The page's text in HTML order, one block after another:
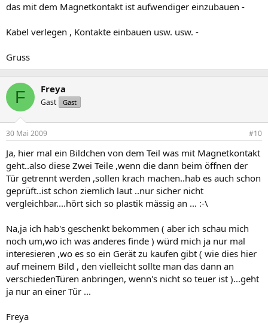
das mit dem Magnetkontakt ist aufwendiger einzubauen -
Kabel verlegen , Kontakte einbauen usw. usw. -
Gruss
F Freya
Gast Gast
30 Mai 2009 #10
Ja, hier mal ein Bildchen von dem Teil was mit Magnetkontakt
geht..also diese Zwei Teile ,wenn die dann beim öffnen der
Tür getrennt werden ,sollen krach machen..hab es auch schon
geprüft..ist schon ziemlich laut ..nur sicher nicht
vergleichbar....hört sich so plastik mässig an ... :-\
Na,ja ich hab's geschenkt bekommen ( aber ich schau mich
noch um,wo ich was anderes finde ) würd mich ja nur mal
interesieren ,wo es so ein Gerät zu kaufen gibt ( wie dies hier
auf meinem Bild , den vielleicht sollte man das dann an
verschiedenTüren anbringen, wenn's nicht so teuer ist )...geht
ja nur an einer Tür ...
Freya